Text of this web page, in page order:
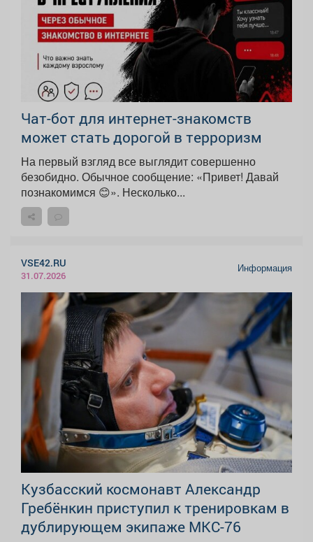
Чат-бот для интернет-знакомств
может стать дорогой в терроризм
На первый взгляд все выглядит совершенно
безобидно. Обычное сообщение: «Привет! Давай
познакомимся 😊». Несколько...
VSE42.RU
31.07.2026
Информация
Кузбасский космонавт Александр
Гребёнкин приступил к тренировкам в
дублирующем экипаже МКС-76